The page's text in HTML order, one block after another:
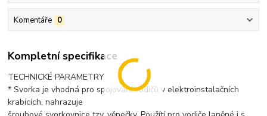
Komentáře 0
Kompletní specifikace
TECHNICKÉ PARAMETRY
* Svorka je vhodná pro spojování vodičů v elektroinstalačních
krabicích, nahrazuje